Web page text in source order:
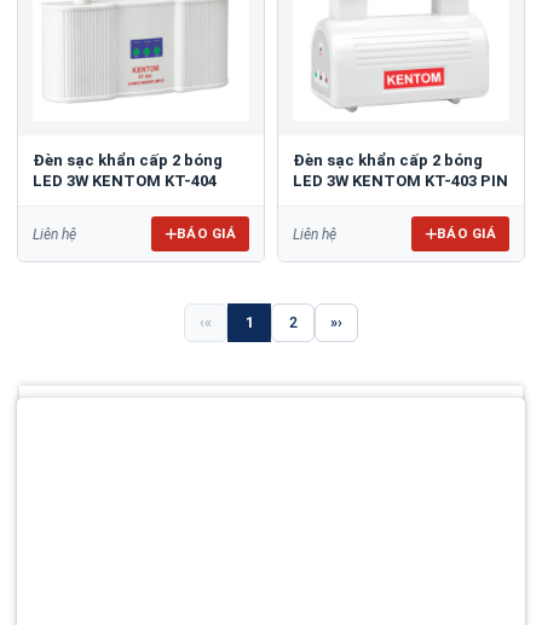
Đèn sạc khẩn cấp 2 bóng
LED 3W KENTOM KT-404
Liên hệ BÁO GIÁ
Đèn sạc khẩn cấp 2 bóng
LED 3W KENTOM KT-403 PIN
Liên hệ BÁO GIÁ
« 1 2 »